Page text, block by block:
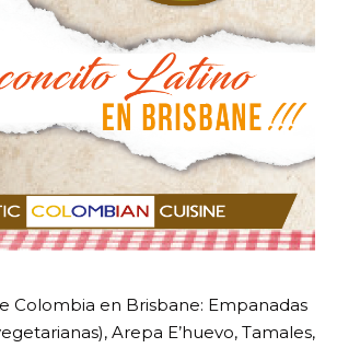
Colombia en Brisbane: Empanadas
Arepa E’huevo, Tamales,